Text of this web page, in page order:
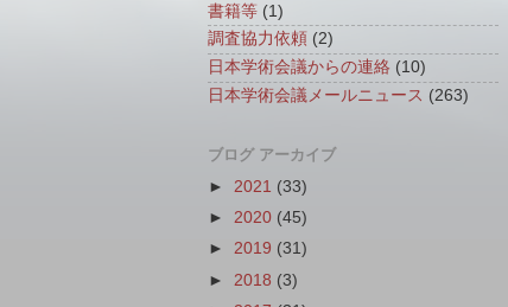
書籍等 (1)
調査協力依頼 (2)
日本学術会議からの連絡 (10)
日本学術会議メールニュース (263)
ブログ アーカイブ
► 2021 (33)
► 2020 (45)
► 2019 (31)
► 2018 (3)